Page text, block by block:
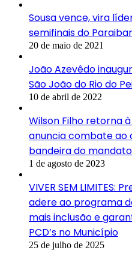
Sousa vence, vira
semifinais do
20 de maio de 2021
João Azevêdo
São João do Rio do
10 de abril de 2022
Wilson Filho retorna
anuncia combate ao
bandeira do mandato
1 de agosto de 2023
VIVER SEM LIMITES:
adere ao programa
mais inclusão e
PCD’s no Município
25 de julho de 2025